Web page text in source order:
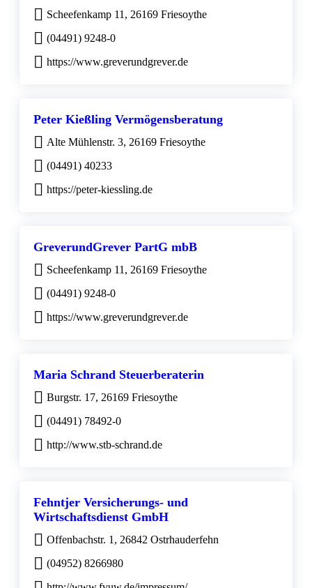
Scheefenkamp 11, 26169 Friesoythe
(04491) 9248-0
https://www.greverundgrever.de
Peter Kießling Vermögensberatung
Alte Mühlenstr. 3, 26169 Friesoythe
(04491) 40233
https://peter-kiessling.de
GreverundGrever PartG mbB
Scheefenkamp 11, 26169 Friesoythe
(04491) 9248-0
https://www.greverundgrever.de
Maria Schrand Steuerberaterin
Burgstr. 17, 26169 Friesoythe
(04491) 78492-0
http://www.stb-schrand.de
Fehntjer Versicherungs- und
Wirtschaftsdienst GmbH
Offenbachstr. 1, 26842 Ostrhauderfehn
(04952) 8266980